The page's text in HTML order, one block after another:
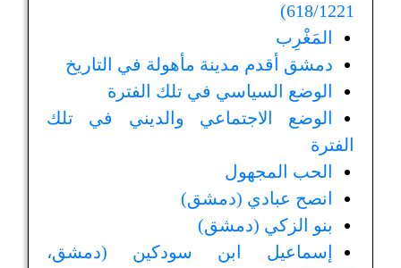
618/1221)
المَغْرِب
دمشق أقدم مدينة مأهولة في التاريخ
الوضع السياسي في تلك الفترة
الوضع الاجتماعي والديني في تلك
الفترة
الحب المجهول
انصح عبادي (دمشق)
بنو الزكي (دمشق)
إسماعيل ابن سودكين (دمشق،